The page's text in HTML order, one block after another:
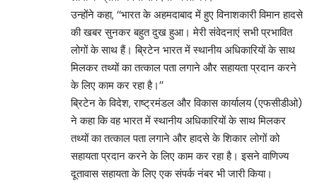
उन्होंने कहा, ‘‘भारत के अहमदाबाद में हुए विनाशकारी विमान हादसे
की खबर सुनकर बहुत दुख हुआ। मेरी संवेदनाएं सभी प्रभावित
लोगों के साथ हैं। ब्रिटेन भारत में स्थानीय अधिकारियों के साथ
मिलकर तथ्यों का तत्काल पता लगाने और सहायता प्रदान करने
के लिए काम कर रहा है।’’
ब्रिटेन के विदेश, राष्ट्रमंडल और विकास कार्यालय (एफसीडीओ)
ने कहा कि वह भारत में स्थानीय अधिकारियों के साथ मिलकर
तथ्यों का तत्काल पता लगाने और हादसे के शिकार लोगों को
सहायता प्रदान करने के लिए काम कर रहा है। इसने वाणिज्य
दूतावास सहायता के लिए एक संपर्क नंबर भी जारी किया।